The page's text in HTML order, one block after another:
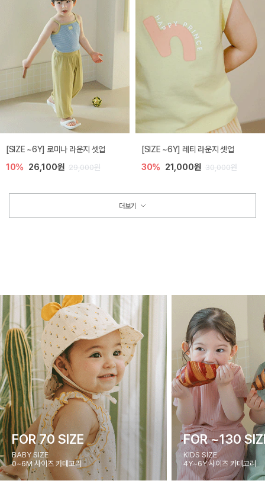
[SIZE ~6Y] 로미나 라운지 셋업
10% 26,100원 29,000원
[SIZE ~6Y] 레티 라운지 셋업
30% 21,000원 30,000원
더보기
FOR 70 SIZE
BABY SIZE
0~6M 사이즈 카테고리
FOR ~130
KIDS SIZE
4Y~6Y 사이즈 카테고리